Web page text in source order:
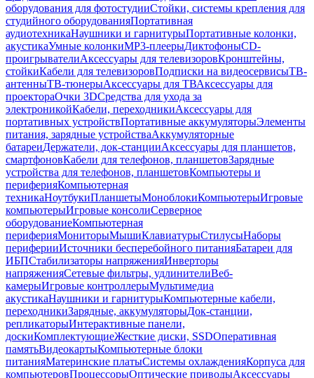
оборудования для фотостудииСтойки, системы крепления для
студийного оборудованияПортативная
аудиотехникаНаушники и гарнитурыПортативные колонки,
акустикаУмные колонкиMP3-плеерыДиктофоныCD-
проигрывателиАксессуары для телевизоровКронштейны,
стойкиКабели для телевизоровПодписки на видеосервисыТВ-
антенныТВ-тюнерыАксессуары для ТВАксессуары для
проектораОчки 3DСредства для ухода за
электроникойКабели, переходникиАксессуары для
портативных устройствПортативные аккумуляторыЭлементы
питания, зарядные устройстваАккумуляторные
батареиДержатели, док-станцииАксессуары для планшетов,
смартфоновКабели для телефонов, планшетовЗарядные
устройства для телефонов, планшетовКомпьютеры и
периферияКомпьютерная
техникаНоутбукиПланшетыМоноблокиКомпьютерыИгровые
компьютерыИгровые консолиСерверное
оборудованиеКомпьютерная
периферияМониторыМышиКлавиатурыСтилусыНаборы
периферииИсточники бесперебойного питанияБатареи для
ИБПСтабилизаторы напряженияИнверторы
напряженияСетевые фильтры, удлинителиВеб-
камерыИгровые контроллерыМультимедиа
акустикаНаушники и гарнитурыКомпьютерные кабели,
переходникиЗарядные, аккумуляторыДок-станции,
репликаторыИнтерактивные панели,
доскиКомплектующиеЖесткие диски, SSDОперативная
памятьВидеокартыКомпьютерные блоки
питанияМатеринские платыСистемы охлажденияКорпуса для
компьютеровПроцессорыОптические приводыАксессуары